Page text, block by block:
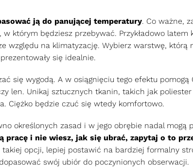
ją do panującej temperatury. Co ważne,
którym będziesz przebywać. Przykładowo latem
względu na klimatyzację. Wybierz warstwę, którą
się idealnie.
się wygodą. A w osiągnięciu tego efektu pomogą
len. Unikaj sztucznych tkanin, takich jak
Ciężko będzie czuć się wtedy komfortowo.
określonych zasad i w jego obrębie nadal mogą
pracę i nie wiesz, jak się ubrać, zapytaj o to
takiej opcji, lepiej postawić na bardziej formalny
swój ubiór do poczynionych obserwacji.